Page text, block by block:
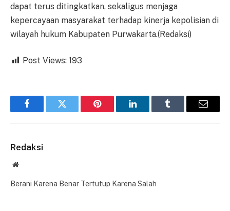
dapat terus ditingkatkan, sekaligus menjaga
kepercayaan masyarakat terhadap kinerja kepolisian di
wilayah hukum Kabupaten Purwakarta.(Redaksi)
Post Views: 193
FacebookTwitter Pinterest LinkedInTumblr Email
Redaksi
Website
Berani Karena Benar Tertutup Karena Salah